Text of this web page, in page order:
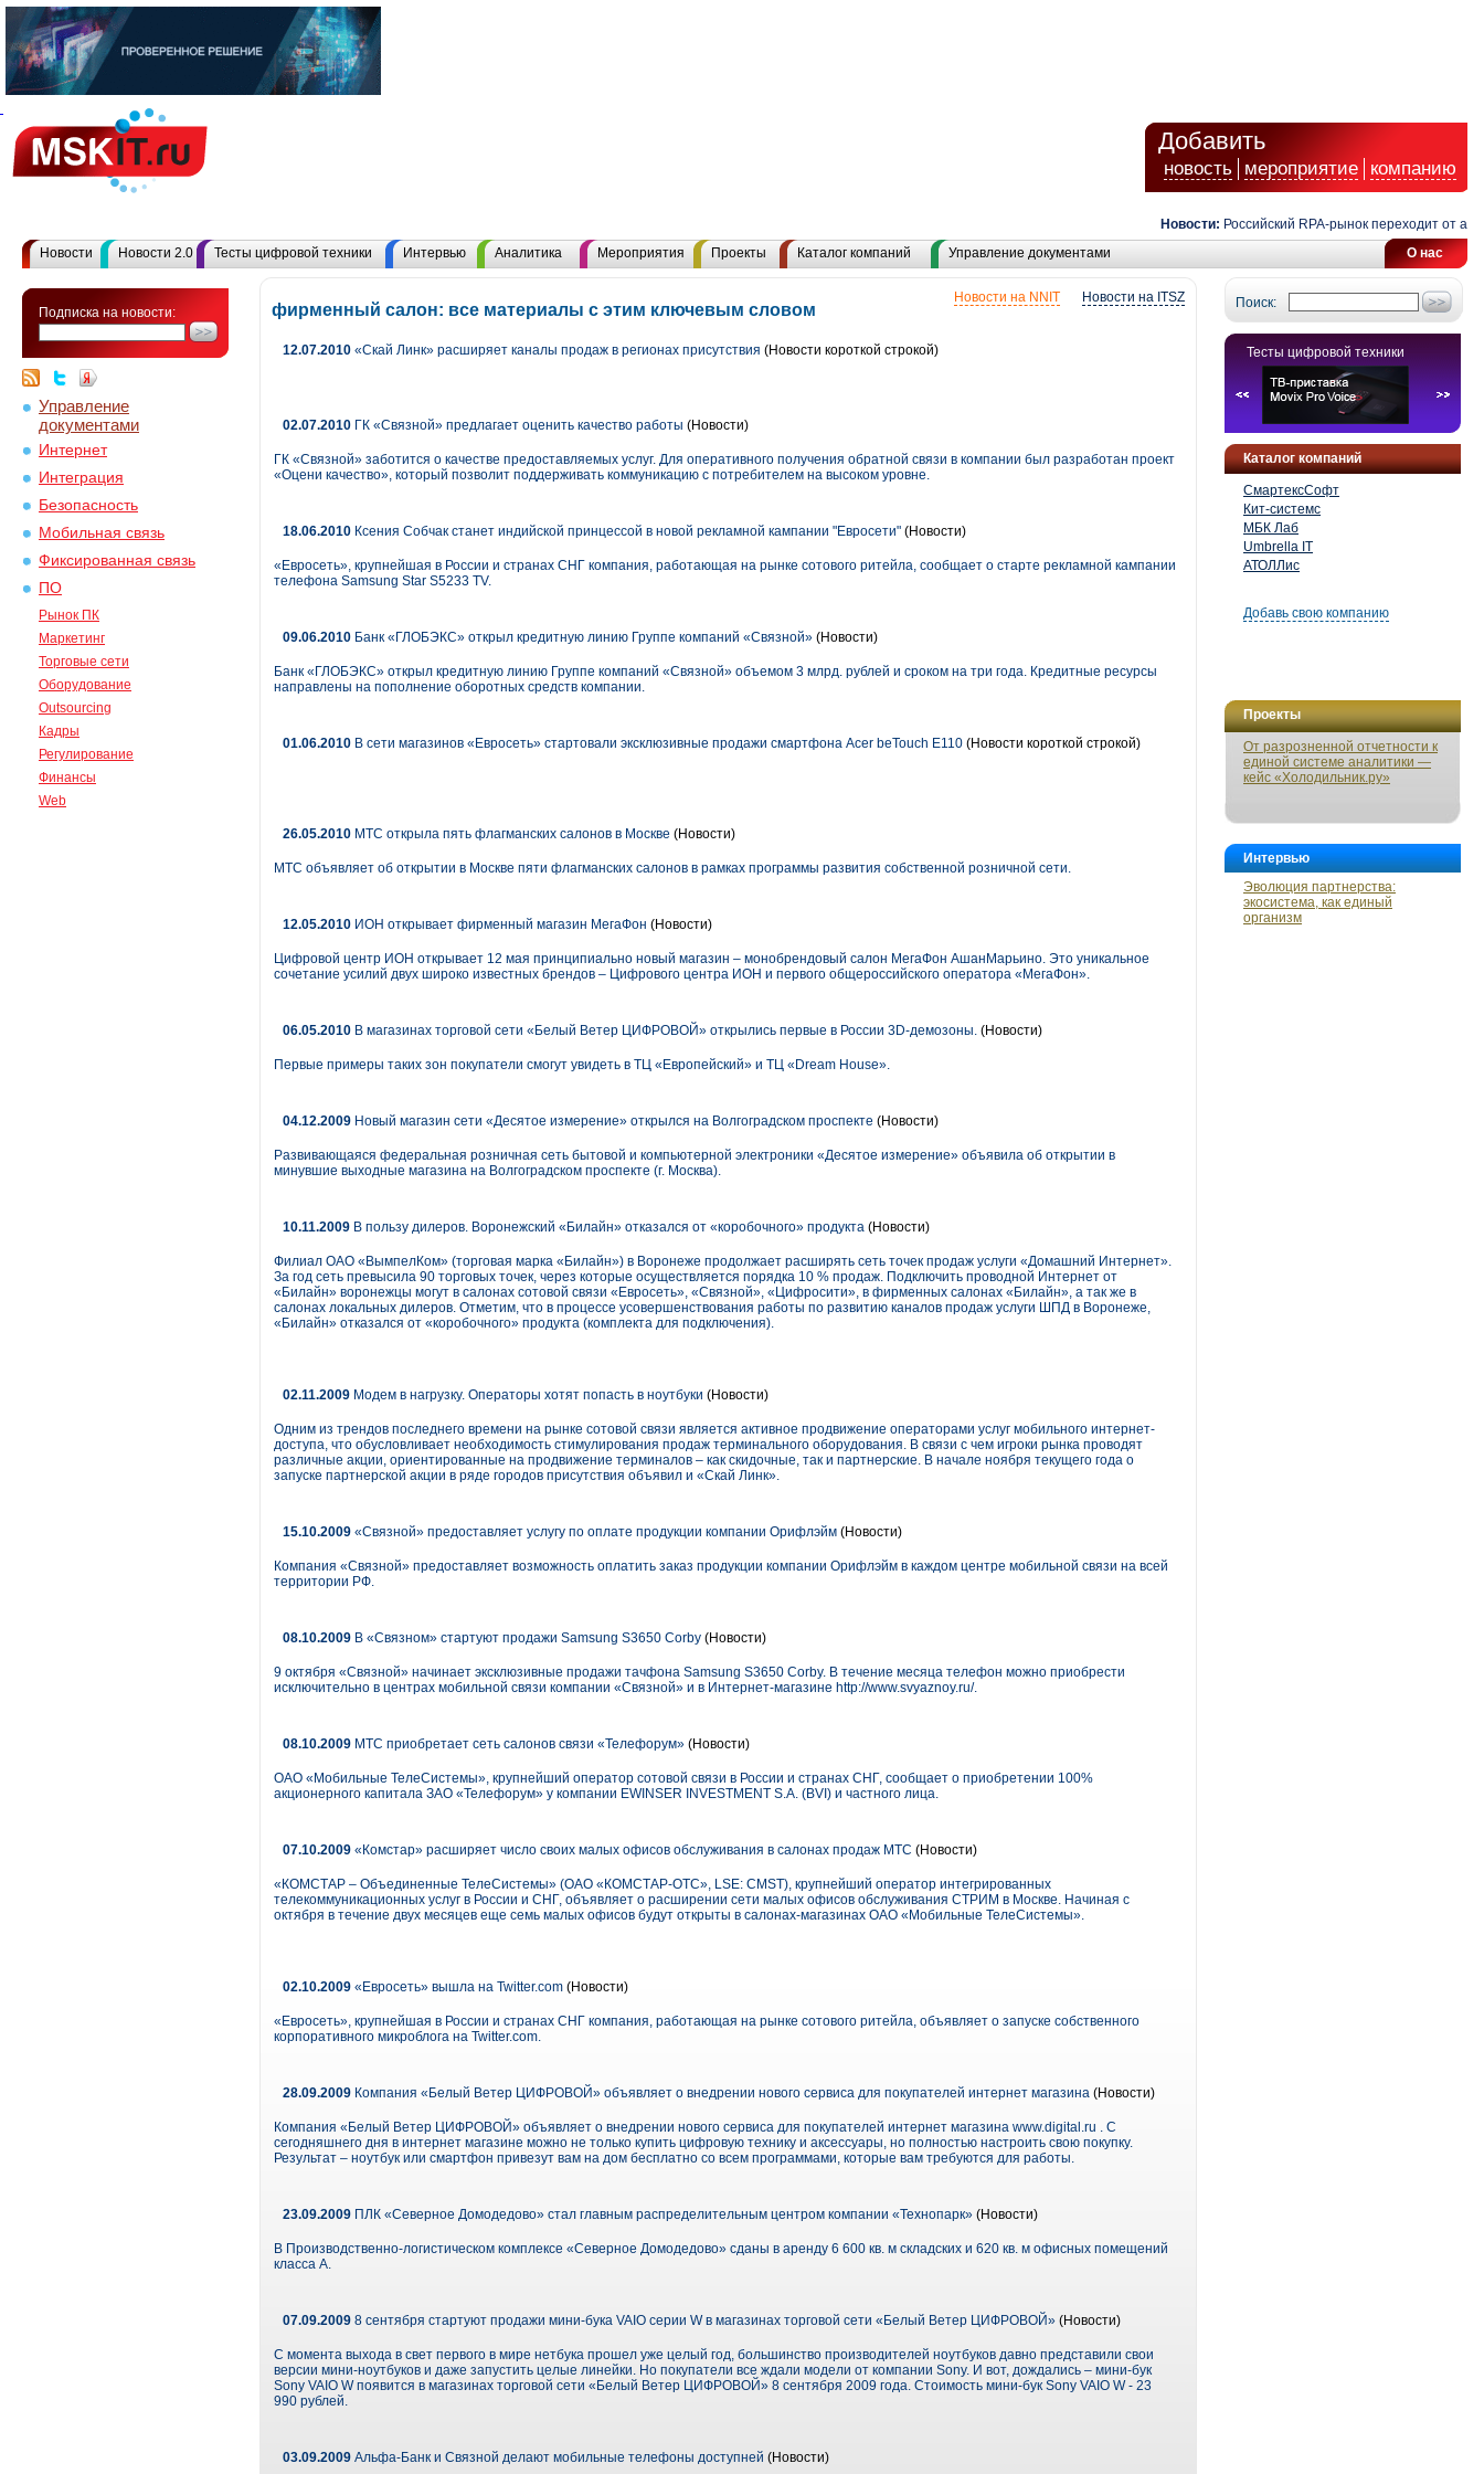
Добавить
новость мероприятие компанию
Новости: Российский RPA-рынок переходит от
О нас
Новости Новости 2.0 Тесты цифровой техники Интервью Аналитика Мероприятия Проекты Каталог компаний Управление документами
Подписка на новости:
Управление
документами
Интернет
Интеграция
Безопасность
Мобильная связь
Фиксированная связь
ПО
Рынок ПК
Маркетинг
Торговые сети
Оборудование
Outsourcing
Кадры
Регулирование
Финансы
Web
Поиск:
Тесты цифровой техники
Каталог компаний
СмартексСофт
Кит-системс
МБК Лаб
Umbrella IT
АТОЛЛис
Добавь свою компанию
Проекты
От разрозненной отчетности к
единой системе аналитики —
кейс «Холодильник.ру»
Интервью
Эволюция партнерства:
экосистема, как единый
организм
Новости на ITSZ
Новости на NNIT
фирменный салон: все материалы с этим ключевым словом
12.07.2010 «Скай Линк» расширяет каналы продаж в регионах присутствия (Новости короткой строкой)
02.07.2010 ГК «Связной» предлагает оценить качество работы (Новости)
ГК «Связной» заботится о качестве предоставляемых услуг. Для оперативного получения обратной связи в компании был разработан проект
«Оцени качество», который позволит поддерживать коммуникацию с потребителем на высоком уровне.
18.06.2010 Ксения Собчак станет индийской принцессой в новой рекламной кампании "Евросети" (Новости)
«Евросеть», крупнейшая в России и странах СНГ компания, работающая на рынке сотового ритейла, сообщает о старте рекламной кампании
телефона Samsung Star S5233 TV.
09.06.2010 Банк «ГЛОБЭКС» открыл кредитную линию Группе компаний «Связной» (Новости)
Банк «ГЛОБЭКС» открыл кредитную линию Группе компаний «Связной» объемом 3 млрд. рублей и сроком на три года. Кредитные ресурсы
направлены на пополнение оборотных средств компании.
01.06.2010 В сети магазинов «Евросеть» стартовали эксклюзивные продажи смартфона Acer beTouch E110 (Новости короткой строкой)
26.05.2010 МТС открыла пять флагманских салонов в Москве (Новости)
МТС объявляет об открытии в Москве пяти флагманских салонов в рамках программы развития собственной розничной сети.
12.05.2010 ИОН открывает фирменный магазин МегаФон (Новости)
Цифровой центр ИОН открывает 12 мая принципиально новый магазин – монобрендовый салон МегаФон АшанМарьино. Это уникальное
сочетание усилий двух широко известных брендов – Цифрового центра ИОН и первого общероссийского оператора «МегаФон».
06.05.2010 В магазинах торговой сети «Белый Ветер ЦИФРОВОЙ» открылись первые в России 3D-демозоны. (Новости)
Первые примеры таких зон покупатели смогут увидеть в ТЦ «Европейский» и ТЦ «Dream House».
04.12.2009 Новый магазин сети «Десятое измерение» открылся на Волгоградском проспекте (Новости)
Развивающаяся федеральная розничная сеть бытовой и компьютерной электроники «Десятое измерение» объявила об открытии в
минувшие выходные магазина на Волгоградском проспекте (г. Москва).
10.11.2009 В пользу дилеров. Воронежский «Билайн» отказался от «коробочного» продукта (Новости)
Филиал ОАО «ВымпелКом» (торговая марка «Билайн») в Воронеже продолжает расширять сеть точек продаж услуги «Домашний Интернет».
За год сеть превысила 90 торговых точек, через которые осуществляется порядка 10 % продаж. Подключить проводной Интернет от
«Билайн» воронежцы могут в салонах сотовой связи «Евросеть», «Связной», «Цифросити», в фирменных салонах «Билайн», а так же в
салонах локальных дилеров. Отметим, что в процессе усовершенствования работы по развитию каналов продаж услуги ШПД в Воронеже,
«Билайн» отказался от «коробочного» продукта (комплекта для подключения).
02.11.2009 Модем в нагрузку. Операторы хотят попасть в ноутбуки (Новости)
Одним из трендов последнего времени на рынке сотовой связи является активное продвижение операторами услуг мобильного интернет-
доступа, что обусловливает необходимость стимулирования продаж терминального оборудования. В связи с чем игроки рынка проводят
различные акции, ориентированные на продвижение терминалов – как скидочные, так и партнерские. В начале ноября текущего года о
запуске партнерской акции в ряде городов присутствия объявил и «Скай Линк».
15.10.2009 «Связной» предоставляет услугу по оплате продукции компании Орифлэйм (Новости)
Компания «Связной» предоставляет возможность оплатить заказ продукции компании Орифлэйм в каждом центре мобильной связи на всей
территории РФ.
08.10.2009 В «Связном» стартуют продажи Samsung S3650 Corby (Новости)
9 октября «Связной» начинает эксклюзивные продажи тачфона Samsung S3650 Corby. В течение месяца телефон можно приобрести
исключительно в центрах мобильной связи компании «Связной» и в Интернет-магазине http://www.svyaznoy.ru/.
08.10.2009 МТС приобретает сеть салонов связи «Телефорум» (Новости)
ОАО «Мобильные ТелеСистемы», крупнейший оператор сотовой связи в России и странах СНГ, сообщает о приобретении 100%
акционерного капитала ЗАО «Телефорум» у компании EWINSER INVESTMENT S.A. (BVI) и частного лица.
07.10.2009 «Комстар» расширяет число своих малых офисов обслуживания в салонах продаж МТС (Новости)
«КОМСТАР – Объединенные ТелеСистемы» (ОАО «КОМСТАР-ОТС», LSE: CMST), крупнейший оператор интегрированных
телекоммуникационных услуг в России и СНГ, объявляет о расширении сети малых офисов обслуживания СТРИМ в Москве. Начиная с
октября в течение двух месяцев еще семь малых офисов будут открыты в салонах-магазинах ОАО «Мобильные ТелеСистемы».
02.10.2009 «Евросеть» вышла на Twitter.com (Новости)
«Евросеть», крупнейшая в России и странах СНГ компания, работающая на рынке сотового ритейла, объявляет о запуске собственного
корпоративного микроблога на Twitter.com.
28.09.2009 Компания «Белый Ветер ЦИФРОВОЙ» объявляет о внедрении нового сервиса для покупателей интернет магазина (Новости)
Компания «Белый Ветер ЦИФРОВОЙ» объявляет о внедрении нового сервиса для покупателей интернет магазина www.digital.ru . С
сегодняшнего дня в интернет магазине можно не только купить цифровую технику и аксессуары, но полностью настроить свою покупку.
Результат – ноутбук или смартфон привезут вам на дом бесплатно со всем программами, которые вам требуются для работы.
23.09.2009 ПЛК «Северное Домодедово» стал главным распределительным центром компании «Технопарк» (Новости)
В Производственно-логистическом комплексе «Северное Домодедово» сданы в аренду 6 600 кв. м складских и 620 кв. м офисных помещений
класса А.
07.09.2009 8 сентября стартуют продажи мини-бука VAIO серии W в магазинах торговой сети «Белый Ветер ЦИФРОВОЙ» (Новости)
С момента выхода в свет первого в мире нетбука прошел уже целый год, большинство производителей ноутбуков давно представили свои
версии мини-ноутбуков и даже запустить целые линейки. Но покупатели все ждали модели от компании Sony. И вот, дождались – мини-бук
Sony VAIO W появится в магазинах торговой сети «Белый Ветер ЦИФРОВОЙ» 8 сентября 2009 года. Стоимость мини-бук Sony VAIO W - 23
990 рублей.
03.09.2009 Альфа-Банк и Связной делают мобильные телефоны доступней (Новости)